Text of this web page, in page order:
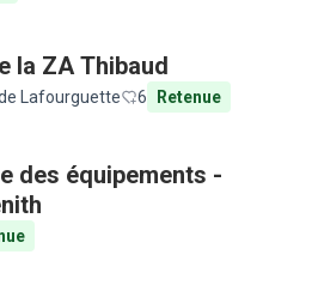
la ZA Thibaud
Lafourguette 6 Retenue
des équipements -